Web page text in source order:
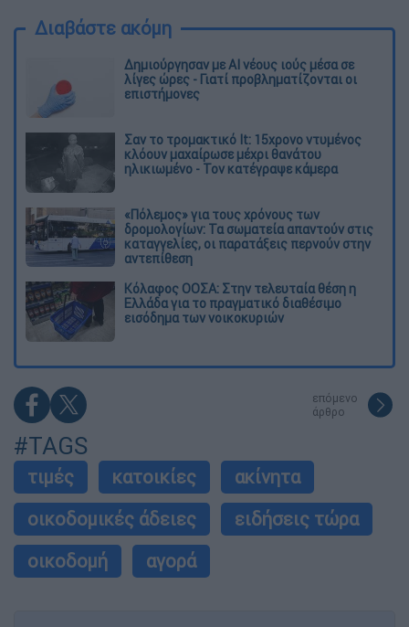
Διαβάστε ακόμη
Δημιούργησαν με AI νέους ιούς μέσα σε
λίγες ώρες - Γιατί προβληματίζονται οι
επιστήμονες
Σαν το τρομακτικό It: 15χρονο ντυμένος
κλόουν μαχαίρωσε μέχρι θανάτου
ηλικιωμένο - Τον κατέγραψε κάμερα
«Πόλεμος» για τους χρόνους των
δρομολογίων: Τα σωματεία απαντούν στις
καταγγελίες, οι παρατάξεις περνούν στην
αντεπίθεση
Κόλαφος ΟΟΣΑ: Στην τελευταία θέση η
Ελλάδα για το πραγματικό διαθέσιμο
εισόδημα των νοικοκυριών
επόμενο
άρθρο
#TAGS
τιμές κατοικίες
ακίνητα
οικοδομικές άδειες
ειδήσεις τώρα
οικοδομή
αγορά